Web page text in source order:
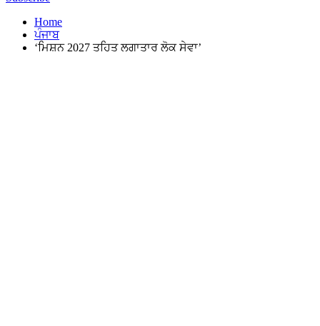
Home
ਪੰਜਾਬ
‘ਮਿਸ਼ਨ 2027 ਤਹਿਤ ਲਗਾਤਾਰ ਲੋਕ ਸੇਵਾ’